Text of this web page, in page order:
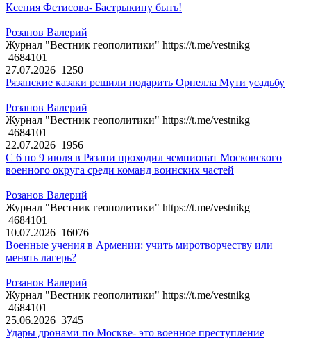
Ксения Фетисова- Бастрыкину быть!
Розанов Валерий
Журнал "Вестник геополитики" https://t.me/vestnikg
4684101
27.07.2026 1250
Рязанские казаки решили подарить Орнелла Мути усадьбу
Розанов Валерий
Журнал "Вестник геополитики" https://t.me/vestnikg
4684101
22.07.2026 1956
С 6 по 9 июля в Рязани проходил чемпионат Московского
военного округа среди команд воинских частей
Розанов Валерий
Журнал "Вестник геополитики" https://t.me/vestnikg
4684101
10.07.2026 16076
Военные учения в Армении: учить миротворчеству или
менять лагерь?
Розанов Валерий
Журнал "Вестник геополитики" https://t.me/vestnikg
4684101
25.06.2026 3745
Удары дронами по Москве- это военное преступление